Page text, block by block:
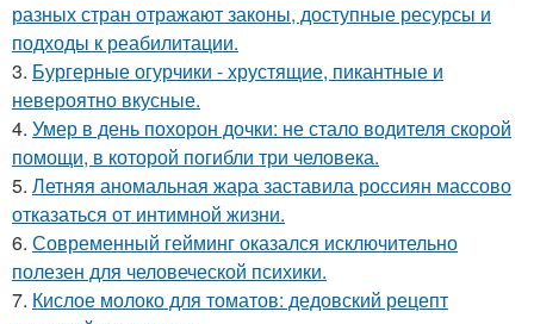
разных стран отражают законы, доступные ресурсы и
подходы к реабилитации.
3. Бургерные огурчики - хрустящие, пикантные и
невероятно вкусные.
4. Умер в день похорон дочки: не стало водителя скорой
помощи, в которой погибли три человека.
5. Летняя аномальная жара заставила россиян массово
отказаться от интимной жизни.
6. Современный гейминг оказался исключительно
полезен для человеческой психики.
7. Кислое молоко для томатов: дедовский рецепт